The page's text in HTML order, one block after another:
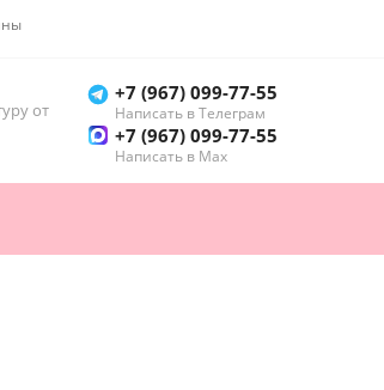
от
+7 (967) 099-77-55
Написать в Телеграм
+7 (967) 099-77-55
Написать в Мах